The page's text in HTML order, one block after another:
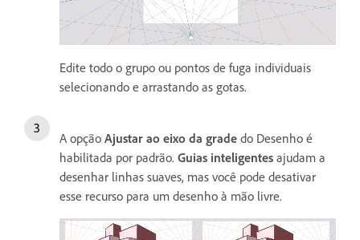
Edite todo o grupo ou pontos de fuga individuais
selecionando e arrastando as gotas.
A opção Ajustar ao eixo da grade do Desenho é
habilitada por padrão. Guias inteligentes ajudam a
desenhar linhas suaves, mas você pode desativar
esse recurso para um desenho à mão livre.